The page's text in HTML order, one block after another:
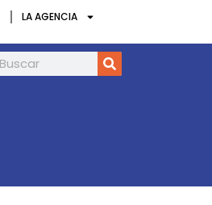
LA AGENCIA
Infield Minerals amplía en 85% la